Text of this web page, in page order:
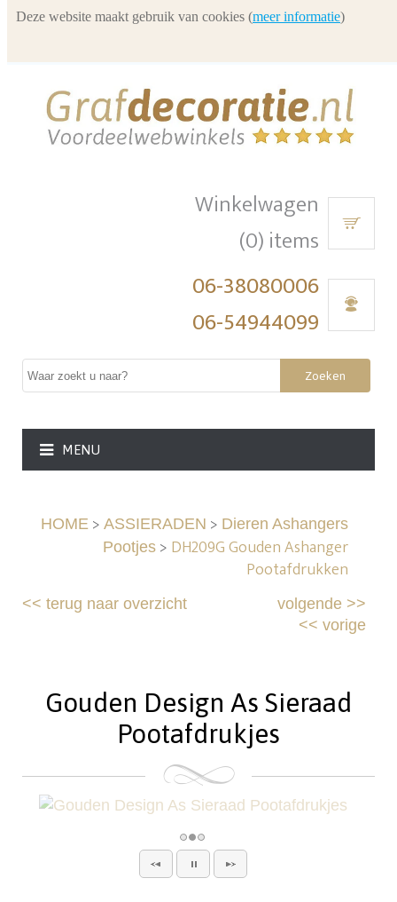
Winkelwagen
(0) items
06-38080006
06-54944099
Zoeken
MENU
HOME> ASSIERADEN > Dieren Ashangers
Pootjes> DH209G Gouden Ashanger
Pootafdrukken
<<terug naar overzicht volgende>>
<< vorige
Gouden Design As Sieraad
Pootafdrukjes
Deze website maakt gebruik van cookies (meer informatie)